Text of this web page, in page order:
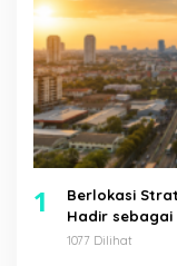
1
Berlokasi
Hadir sebagai
Staycation,
1077 Dilihat